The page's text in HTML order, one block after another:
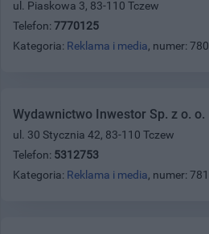
ul. Piaskowa 3, 83-110 Tczew
Telefon: 7770125
Kategoria: Reklama i media, numer: 780
Wydawnictwo Inwestor Sp. z o. o.
ul. 30 Stycznia 42, 83-110 Tczew
Telefon: 5312753
Kategoria: Reklama i media, numer: 781